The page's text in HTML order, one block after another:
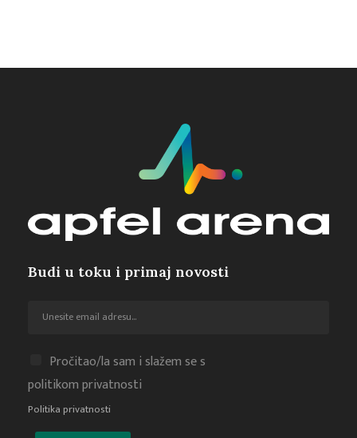
Budi u toku i primaj novosti
Pročitao/la sam i slažem se s
politikom privatnosti
Politika privatnosti